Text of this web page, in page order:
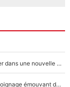
F1 - Alpine signe un accord «impensable» et va entrer dans une nouvelle dimension : Grande nouvelle pour Pierre Gasly !
F1 : « Je lui ai fait un câlin, puis j’ai dû partir...», le témoignage émouvant de Max Verstappen sur sa fille